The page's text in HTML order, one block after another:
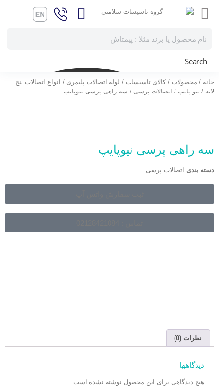
Search
خانه / محصولات / کالای تاسیسات / لوله اتصالات پلیمری / انواع اتصالات پنج
لایه / نیو پایپ / اتصالات پرسی / سه راهی پرسی نیوپایپ
سه راهی پرسی نیوپایپ
دسته بندی اتصالات پرسی
نظرات (0)
دیدگاهها
هیچ دیدگاهی برای این محصول نوشته نشده است.